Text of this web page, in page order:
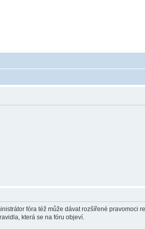
fóra též může dávat rozšířené pravomoci
která se na fóru objeví.